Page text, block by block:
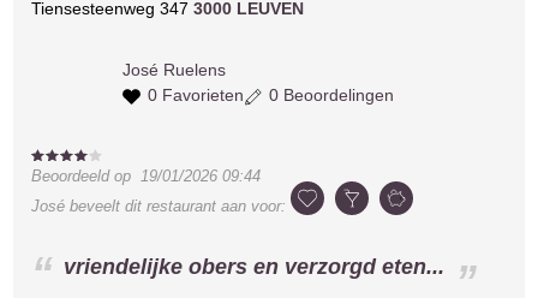
Tiensesteenweg 3473000 LEUVEN
José Ruelens
0 Favorieten
0 Beoordelingen
Beoordeeld op19/01/2026 09:44
José beveelt dit restaurant aan voor:
vriendelijke obers en verzorgd eten...